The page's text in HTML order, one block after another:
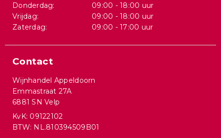
Donderdag:
09:00 - 18:00 uur
Vrijdag:
09:00 - 18:00 uur
Zaterdag:
09:00 - 17:00 uur
Contact
Wijnhandel Appeldoorn
Emmastraat 27A
6881 SN Velp
KvK: 09122102
BTW: NL.810394509B01